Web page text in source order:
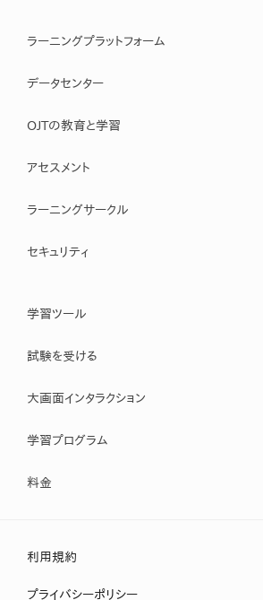
ラーニングプラットフォーム
データセンター
OJTの教育と学習
アセスメント
ラーニングサークル
セキュリティ
学習ツール
試験を受ける
大画面インタラクション
学習プログラム
料金
利用規約
プライバシーポリシー